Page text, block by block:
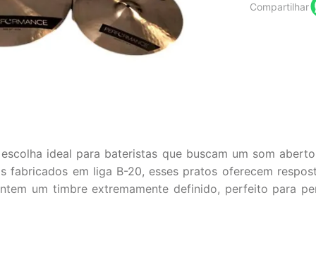
Compartilhar
ideal para bateristas que buscam um som
fabricados em liga B-20, esses pratos oferecem
um timbre extremamente definido, perfeito para